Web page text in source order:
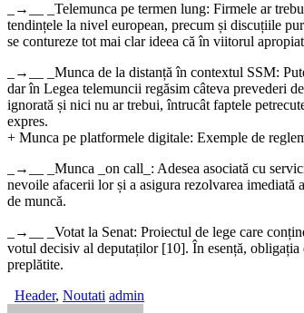
_→__ _Telemunca pe termen lung: Firmele ar
tendințele la nivel european, precum și discuțiile
se contureze tot mai clar ideea că în viitorul
_→__ _Munca de la distanță în contextul SSM:
dar în Legea telemuncii regăsim câteva prevederi
ignorată și nici nu ar trebui, întrucât faptele
expres.
+ Munca pe platformele digitale: Exemple de
_→__ _Munca _on call_: Adesea asociată cu
nevoile afacerii lor și a asigura rezolvarea imediată
de muncă.
_→__ _Votat la Senat: Proiectul de lege care
votul decisiv al deputaților [10]. În esență,
preplătite.
Header, Noutati admin